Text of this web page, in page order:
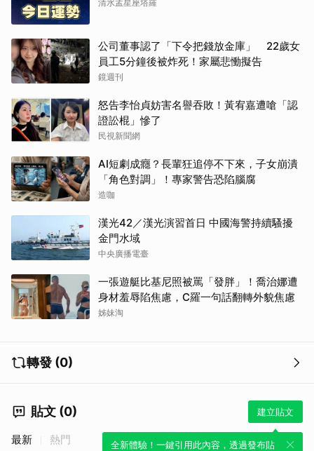
清水孟星座塔羅
公司董事認了「下令把錢放金庫」 22歲女
員工5分鐘後被炸死！家屬悲慟擬告
鏡週刊
怒告李怡貞妨害名譽吞敗！黃宥嘉遭嗆「認
證訟棍」慘了
民視新聞網
AI短劇成癮？長輩狂追停不下來，子女崩潰
「角色對調」！專家警告恐陷腦腐
造咖
漢光42／漢光演習首日 中國海警持續騷擾
金門水域
中央廣播電臺
一張遊艇比基尼照被罵「發胖」！喬治娜遭
身材羞辱陷焦慮，C羅一句話翻轉外貌焦慮
姊妹淘
轉發 (0)
貼文 (0) 建立貼文
全新體驗！一鍵引用此內容，透過發布貼
最新 熱門